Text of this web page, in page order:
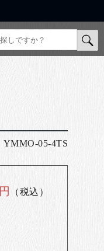
YMMO-05-4TS
円 （税込）